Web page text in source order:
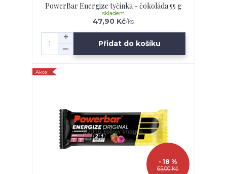
PowerBar Energize tyčinka - čokoláda 55 g
47,90 Kč/ks
skladem
Přidat do košíku
Akce
65,00 Kč
- 18 %